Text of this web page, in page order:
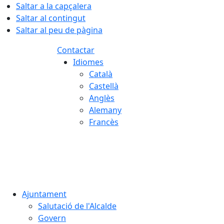
Saltar a la capçalera
Saltar al contingut
Saltar al peu de pàgina
Contactar
Idiomes
Català
Castellà
Anglès
Alemany
Francès
Ajuntament
Salutació de l'Alcalde
Govern